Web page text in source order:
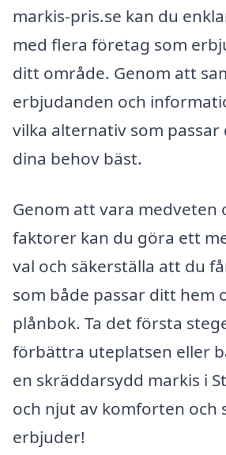
markis-pris.se kan du
med flera företag som
ditt område. Genom att
erbjudanden och
vilka alternativ som
dina behov bäst.
Genom att vara medveten
faktorer kan du göra ett
val och säkerställa att du
som både passar ditt hem
plånbok. Ta det första
förbättra uteplatsen eller
en skräddarsydd markis i
och njut av komforten och
erbjuder!